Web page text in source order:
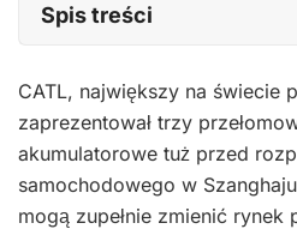
Spis treści
CATL, największy na świecie
zaprezentował trzy
akumulatorowe tuż przed
samochodowego w
mogą zupełnie zmienić